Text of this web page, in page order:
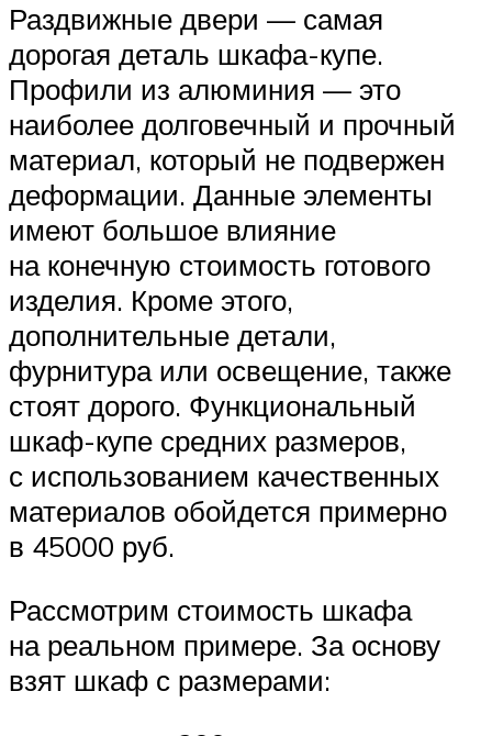
Раздвижные двери — самая
дорогая деталь шкафа-купе.
Профили из алюминия — это
наиболее долговечный и прочный
материал, который не подвержен
деформации. Данные элементы
имеют большое влияние
на конечную стоимость готового
изделия. Кроме этого,
дополнительные детали,
фурнитура или освещение, также
стоят дорого. Функциональный
шкаф-купе средних размеров,
с использованием качественных
материалов обойдется примерно
в 45000 руб.
Рассмотрим стоимость шкафа
на реальном примере. За основу
взят шкаф с размерами: